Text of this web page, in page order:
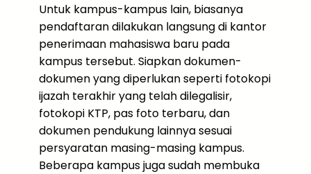
Untuk kampus-kampus lain, biasanya
pendaftaran dilakukan langsung di kantor
penerimaan mahasiswa baru pada
kampus tersebut. Siapkan dokumen-
dokumen yang diperlukan seperti fotokopi
ijazah terakhir yang telah dilegalisir,
fotokopi KTP, pas foto terbaru, dan
dokumen pendukung lainnya sesuai
persyaratan masing-masing kampus.
Beberapa kampus juga sudah membuka